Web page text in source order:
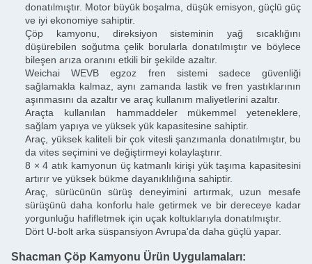
donatılmıştır. Motor büyük boşalma, düşük emisyon, güçlü güç
ve iyi ekonomiye sahiptir.
Çöp kamyonu, direksiyon sisteminin yağ sıcaklığını
düşürebilen soğutma çelik borularla donatılmıştır ve böylece
bileşen arıza oranını etkili bir şekilde azaltır.
Weichai WEVB egzoz fren sistemi sadece güvenliği
sağlamakla kalmaz, aynı zamanda lastik ve fren yastıklarının
aşınmasını da azaltır ve araç kullanım maliyetlerini azaltır.
Araçta kullanılan hammaddeler mükemmel yeteneklere,
sağlam yapıya ve yüksek yük kapasitesine sahiptir.
Araç, yüksek kaliteli bir çok vitesli şanzımanla donatılmıştır, bu
da vites seçimini ve değiştirmeyi kolaylaştırır.
8 × 4 atık kamyonun üç katmanlı kirişi yük taşıma kapasitesini
artırır ve yüksek bükme dayanıklılığına sahiptir.
Araç, sürücünün sürüş deneyimini artırmak, uzun mesafe
sürüşünü daha konforlu hale getirmek ve bir dereceye kadar
yorgunluğu hafifletmek için uçak koltuklarıyla donatılmıştır.
Dört U-bolt arka süspansiyon Avrupa'da daha güçlü yapar.
Shacman Çöp Kamyonu Ürün Uygulamaları: